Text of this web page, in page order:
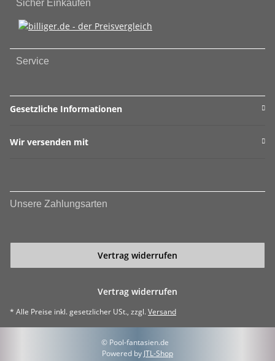
Sicher Einkaufen
Service
Gesetzliche Informationen
Wir versenden mit
Unsere Zahlungsarten
Vertrag widerrufen
Vertrag widerrufen
* Alle Preise inkl. gesetzlicher USt., zzgl.Versand
© Pool-fantasien.de
Powered by JTL-Shop